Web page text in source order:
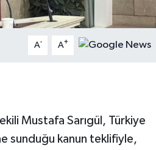
A- A+
Mustafa Sarıgül, Türkiye
sunduğu kanun teklifiyle,